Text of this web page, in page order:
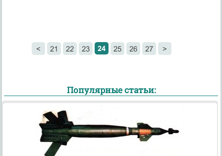
< 21 22 23 24 25 26 27 >
Популярные статьи: